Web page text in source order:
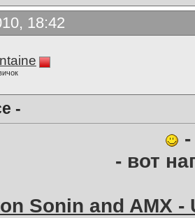
18:42
-
- вот
Sonin and AMX